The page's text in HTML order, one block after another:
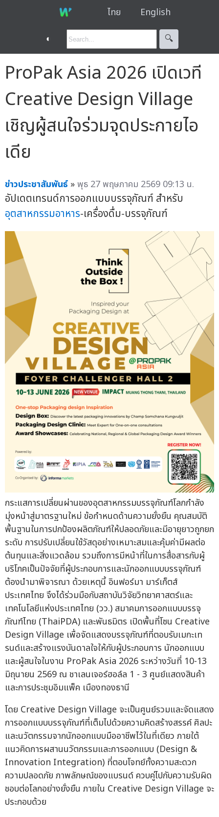
ไทย English
◐ 🔍︎
ProPak Asia 2026 เปิดเวที
Creative Design Village
เชิญผู้สนใจร่วมจุดประกายไอ
เดีย
ข่าวประชาสัมพันธ์ »พุธ 27 พฤษภาคม 2569 09:13 น.
อัปเดตเทรนด์การออกแบบบรรจุภัณฑ์ สำหรับ
อุตสาหกรรมอาหาร-เครื่องดื่ม-บรรจุภัณฑ์
กระแสการเปลี่ยนผ่านของอุตสาหกรรมบรรจุภัณฑ์โลกกำลัง
มุ่งหน้าสู่มาตรฐานใหม่ ข้อกำหนดด้านความยั่งยืน คุณสมบัติ
พื้นฐานในการปกป้องผลิตภัณฑ์ให้ปลอดภัยและมีอายุยาวถูกยก
ระดับ การปรับเปลี่ยนใช้วัสดุอย่างเหมาะสมและคุ้มค่ามีผลต่อ
ต้นทุนและสิ่งแวดล้อม รวมถึงการมีหน้าที่ในการสื่อสารกับผู้
บริโภคเป็นปัจจัยที่ผู้ประกอบการและนักออกแบบบรรจุภัณฑ์
ต้องนำมาพิจารณา ด้วยเหตุนี้ อินฟอร์มา มาร์เก็ตส์
ประเทศไทย จึงได้ร่วมมือกับสถาบันวิจัยวิทยาศาสตร์และ
เทคโนโลยีแห่งประเทศไทย (วว.) สมาคมการออกแบบบรรจุ
ภัณฑ์ไทย (ThaiPDA) และพันธมิตร เปิดพื้นที่โซน Creative
Design Village เพื่อจัดแสดงบรรจุภัณฑ์ที่ตอบรับเมกะเท
รนด์และสร้างแรงบันดาลใจให้กับผู้ประกอบการ นักออกแบบ
และผู้สนใจในงาน ProPak Asia 2026 ระหว่างวันที่ 10-13
มิถุนายน 2569 ณ ชาเลนเจอร์ฮอล์ล 1 - 3 ศูนย์แสดงสินค้า
และการประชุมอิมแพ็ค เมืองทองธานี
โดย Creative Design Village จะเป็นศูนย์รวมและจัดแสดง
การออกแบบบรรจุภัณฑ์ที่เต็มไปด้วยความคิดสร้างสรรค์ ศิลปะ
และนวัตกรรมจากนักออกแบบมืออาชีพไว้ในที่เดียว ภายใต้
แนวคิดการผสานนวัตกรรมและการออกแบบ (Design &
Innovation Integration) ที่ตอบโจทย์ทั้งความสะดวก
ความปลอดภัย ภาพลักษณ์ของแบรนด์ ควบคู่ไปกับความรับผิด
ชอบต่อโลกอย่างยั่งยืน ภายใน Creative Design Village จะ
ประกอบด้วย